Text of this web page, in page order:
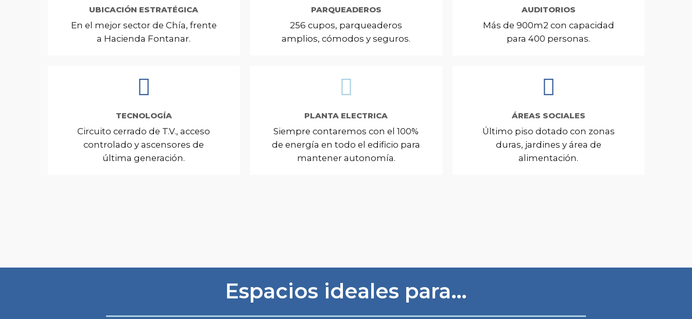
UBICACIÓN ESTRATÉGICA
En el mejor sector de Chía, frente
a Hacienda Fontanar.
PARQUEADEROS
256 cupos, parqueaderos
amplios, cómodos y seguros.
AUDITORIOS
Más de 900m2 con capacidad
para 400 personas.
TECNOLOGÍA
Circuito cerrado de T.V., acceso
controlado y ascensores de
última generación.
PLANTA ELECTRICA
Siempre contaremos con el 100%
de energía en todo el edificio para
mantener autonomía.
ÁREAS SOCIALES
Último piso dotado con zonas
duras, jardines y área de
alimentación.
Espacios ideales para…